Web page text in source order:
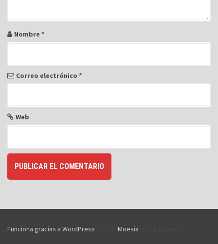
Nombre *
Correo electrónico *
Web
Funciona gracias a WordPress Moesia